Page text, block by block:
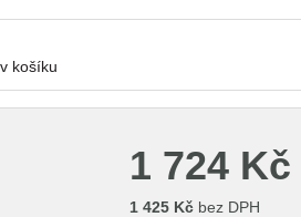
košíku
1 724 Kč
1 425 Kč bez DPH